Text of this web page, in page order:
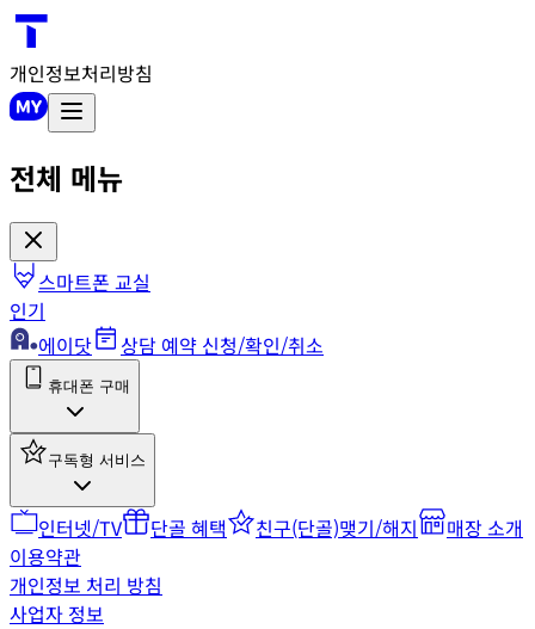
개인정보처리방침
전체 메뉴
스마트폰 교실
인기
에이닷
상담 예약 신청/확인/취소
휴대폰 구매
구독형 서비스
인터넷/TV 단골 혜택 친구(단골)맺기/해지
매장 소개
이용약관
개인정보 처리 방침
사업자 정보